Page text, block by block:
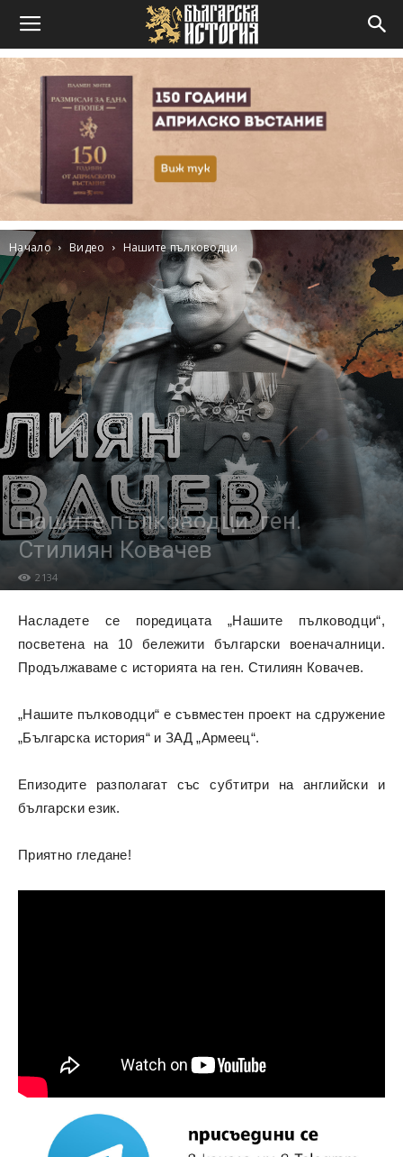
Начало Видео Нашите пълководци
Нашите пълководци: ген.
Стилиян Ковачев
2134
Насладете се поредицата „Нашите пълководци“,
посветена на 10 бележити български военачалници.
Продължаваме с историята на ген. Стилиян Ковачев.
„Нашите пълководци“ е съвместен проект на сдружение
„Българска история“ и ЗАД „Армеец“.
Епизодите разполагат със субтитри на английски и
български език.
Приятно гледане!